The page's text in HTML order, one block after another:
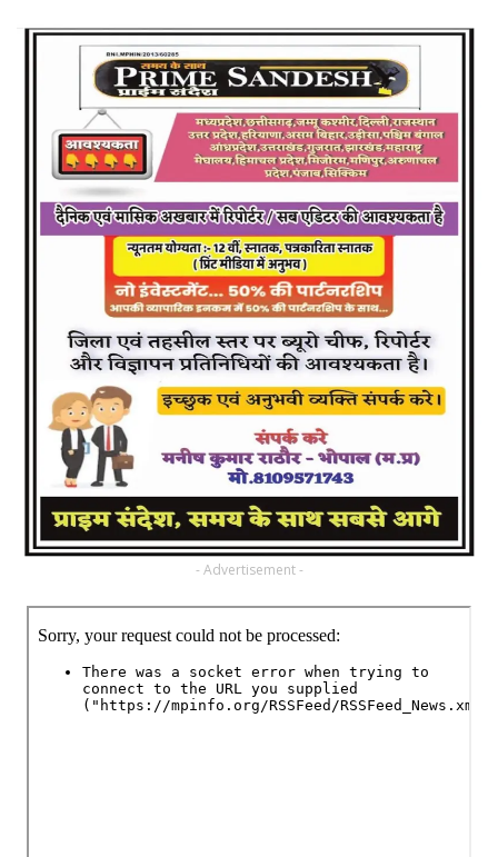
- Advertisement -